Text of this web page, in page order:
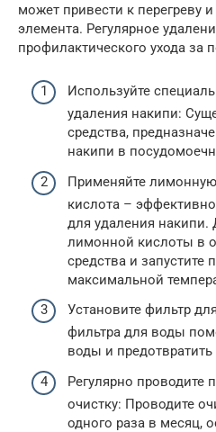
может привести к перегреву
элемента. Регулярное
профилактического ухода за
Используйте
удаления накипи:
средства,
накипи в
Применяйте
кислота –
для удаления накипи.
лимонной кислоты в
средства и запустите
максимальной
Установите фильтр
фильтра для воды
воды и
Регулярно проводите
очистку: Проводите
одного раза в месяц,